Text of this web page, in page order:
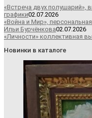
«Встреча двух полушарий»,
графики02.07.2026
«Война и Мир»,
Ильи Бурчёнкова02.07.2026
«Личности» коллективная
Новинки в каталоге